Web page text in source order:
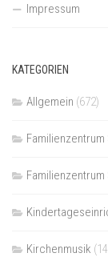
Impressum
KATEGORIEN
Allgemein (672)
Familienzentrum
Kirchenmusik